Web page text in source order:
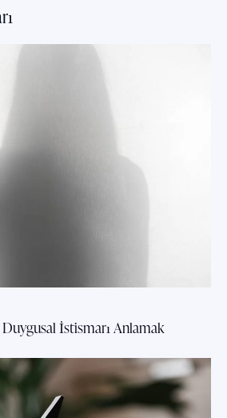
İstismarı Anlamak